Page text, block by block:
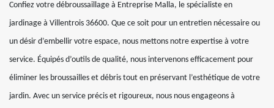
Confiez votre débroussaillage à Entreprise Malla, le spécialiste en
jardinage à Villentrois 36600. Que ce soit pour un entretien nécessaire ou
un désir d’embellir votre espace, nous mettons notre expertise à votre
service. Équipés d’outils de qualité, nous intervenons efficacement pour
éliminer les broussailles et débris tout en préservant l’esthétique de votre
jardin. Avec un service précis et rigoureux, nous nous engageons à